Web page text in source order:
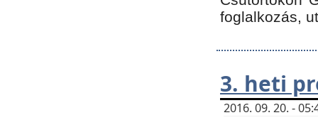
foglalkozás,
3. heti
2016. 09. 20. -